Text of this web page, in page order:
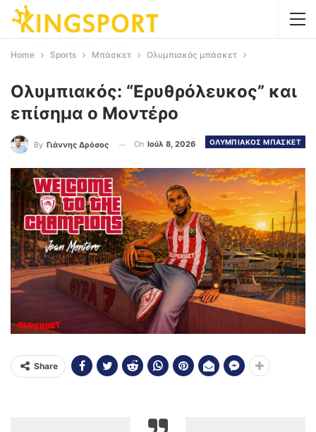
Home Sports Μπάσκετ Ολυμπιακός μπάσκετ
Ολυμπιακός: “Ερυθρόλευκος” και
επίσημα ο Μοντέρο
ΟΛΥΜΠΙΑΚΟΣ ΜΠΑΣΚΕΤ
By Γιάννης Δρόσος On Ιούλ 8, 2026
Share